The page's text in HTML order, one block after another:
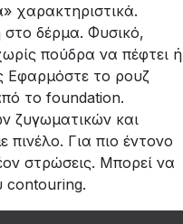
χαρακτηριστικά.
στο δέρμα. Φυσικό,
πούδρα να πέφτει ή
Εφαρμόστε το ρουζ
το foundation.
ζυγωματικών και
Για πιο έντονο
στρώσεις. Μπορεί να
contouring.